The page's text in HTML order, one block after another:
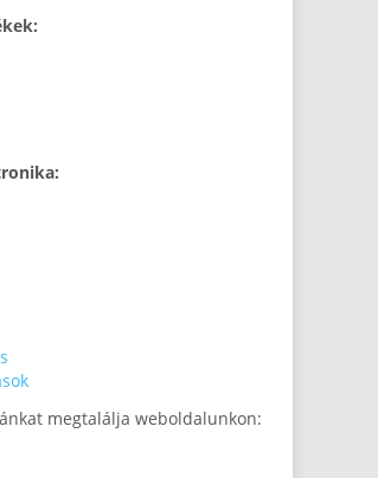
megtalálja weboldalunkon: